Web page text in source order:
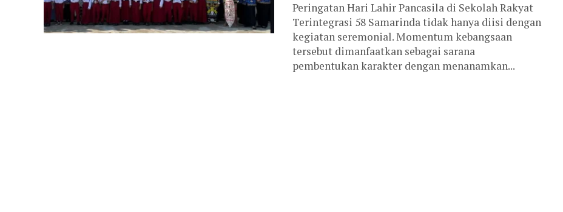
Peringatan Hari Lahir Pancasila di Sekolah Rakyat
Terintegrasi 58 Samarinda tidak hanya diisi dengan
kegiatan seremonial. Momentum kebangsaan
tersebut dimanfaatkan sebagai sarana
pembentukan karakter dengan menanamkan...